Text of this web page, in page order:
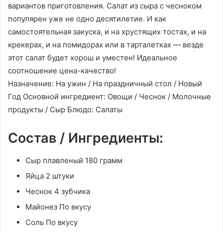
вариантов приготовления. Салат из сыра с чесноком
популярен уже не одно десятилетие. И как
самостоятельная закуска, и на хрустящих тостах, и на
крекерах, и на помидорах или в тарталетках — везде
этот салат будет хорош и уместен! Идеальное
соотношение цена-качество!
Назначение: На ужин / На праздничный стол / Новый
Год Основной ингредиент: Овощи / Чеснок / Молочные
продукты / Сыр Блюдо: Салаты
Состав / Ингредиенты:
Сыр плавленый 180 грамм
Яйца 2 штуки
Чеснок 4 зубчика
Майонез По вкусу
Соль По вкусу